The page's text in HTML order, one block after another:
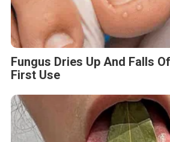
Fungus Dries Up And Falls
First Use